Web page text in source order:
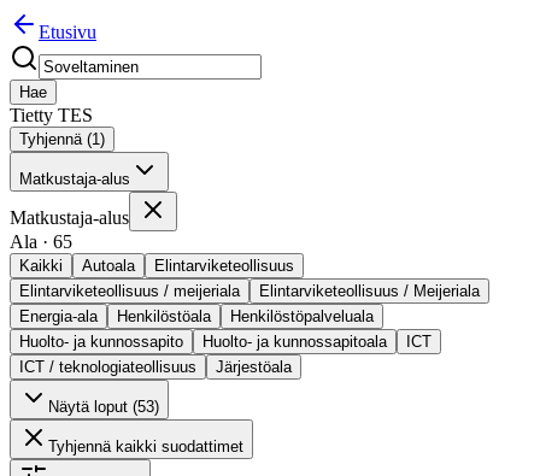
Etusivu
Hae
Tietty TES
Tyhjennä (1)
Matkustaja-alus
Matkustaja-alus
Ala · 65
Kaikki Autoala
Elintarviketeollisuus
Elintarviketeollisuus / meijeriala
Elintarviketeollisuus / Meijeriala
Energia-ala
Henkilöstöala
Henkilöstöpalveluala
Huolto- ja kunnossapito
Huolto- ja kunnossapitoala
ICT
ICT / teknologiateollisuus
Järjestöala
Näytä loput (53)
Tyhjennä kaikki suodattimet